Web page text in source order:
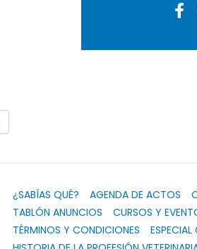
¿SABÍAS QUÉ? AGENDA DE ACTOS
TABLÓN ANUNCIOS
CURSOS Y
TÉRMINOS Y CONDICIONES